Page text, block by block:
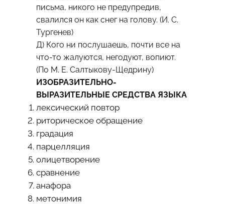
письма, никого не предупредив,
свалился он как снег на голову. (И. С.
Тургенев)
Д) Кого ни послушаешь, почти все на
что-то жалуются, негодуют, вопиют.
(По М. Е. Салтыкову-Щедрину)
ИЗОБРАЗИТЕЛЬНО-
ВЫРАЗИТЕЛЬНЫЕ СРЕДСТВА ЯЗЫКА
лексический повтор
риторическое обращение
градация
парцелляция
олицетворение
сравнение
анафора
метонимия